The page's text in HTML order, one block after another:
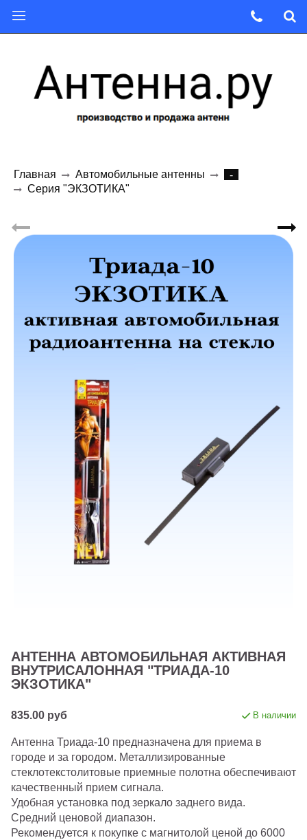
Главная Автомобильные антенны
-
Серия "ЭКЗОТИКА"
АНТЕННА АВТОМОБИЛЬНАЯ АКТИВНАЯ
ВНУТРИСАЛОННАЯ "ТРИАДА-10
ЭКЗОТИКА"
835.00 руб В наличии
Антенна Триада-10 предназначена для приема в
городе и за городом. Металлизированные
стеклотекстолитовые приемные полотна обеспечивают
качественный прием сигнала.
Удобная установка под зеркало заднего вида.
Средний ценовой диапазон.
Рекомендуется к покупке с магнитолой ценой до 6000